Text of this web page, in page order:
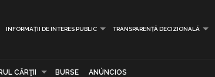
INFORMAȚII DE INTERES PUBLIC TRANSPARENȚĂ DECIZIONALĂ
CĂRŢII BURSE ANÚNCIOS